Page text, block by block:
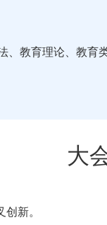
、教育理论、教育
大
新。